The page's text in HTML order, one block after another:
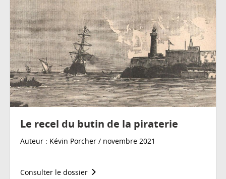
Le recel du butin de la piraterie
Auteur : Kévin Porcher / novembre 2021
Consulter le dossier